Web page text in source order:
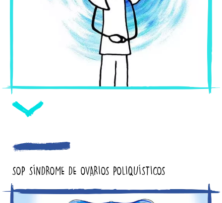
SOP SÍNDROME DE OVARIOS POLIQUÍSTICOS